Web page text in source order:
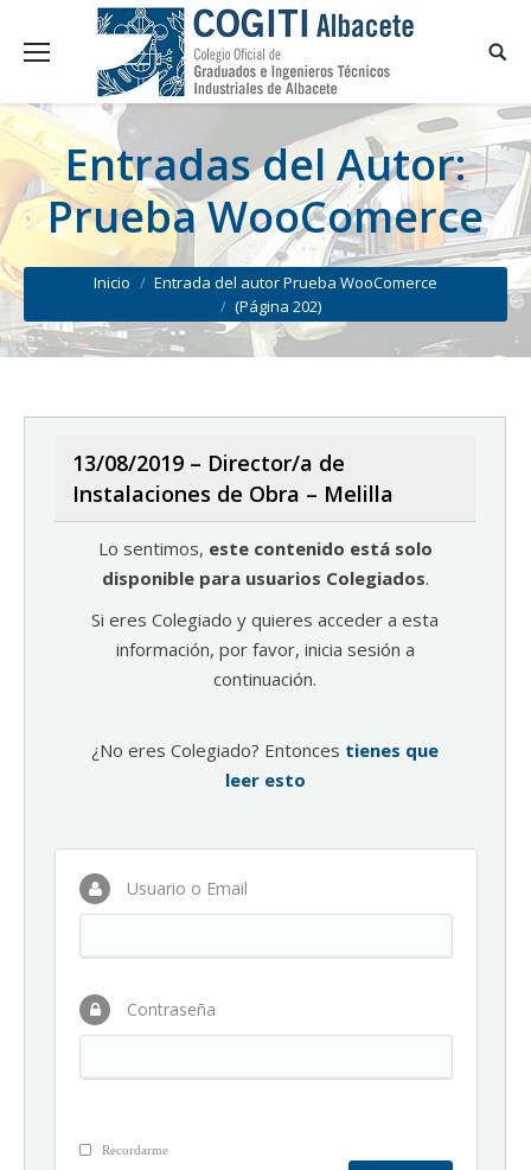
Entradas del Autor:
Prueba WooComerce
You are here:
Inicio
Entrada del autor Prueba WooComerce
(Página 202)
13/08/2019 – Director/a de
Instalaciones de Obra – Melilla
Lo sentimos, este contenido está solo
disponible para usuarios Colegiados.
Si eres Colegiado y quieres acceder a esta
información, por favor, inicia sesión a
continuación.
¿No eres Colegiado? Entonces tienes que
leer esto
Usuario o Email
Contraseña
Recordarme